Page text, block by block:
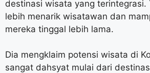
destinasi wisata yang terintegrasi.
lebih menarik wisatawan dan
mereka tinggal lebih lama.
Dia mengklaim potensi wisata di
sangat dahsyat mulai dari